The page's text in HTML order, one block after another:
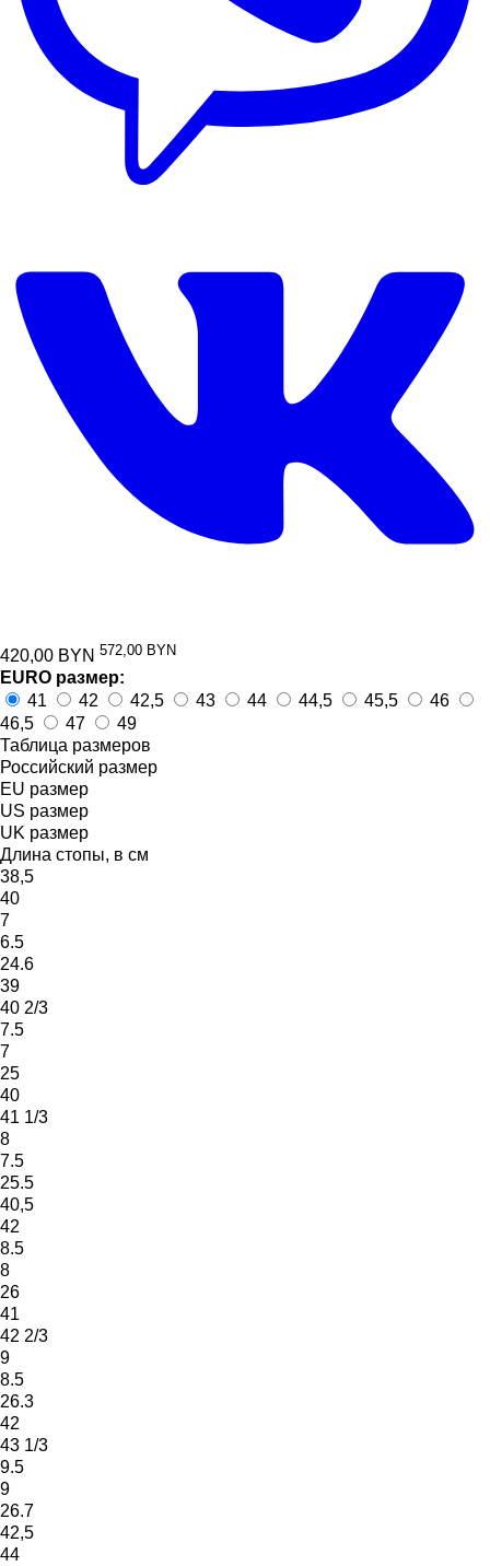
420,00 BYN 572,00 BYN
EURO размер:
41
42 42,5 43 44 44,5 45,5
46
46,5
47
49
Таблица размеров
Российский размер
EU размер
US размер
UK размер
Длина стопы, в см
38,5
40
7
6.5
24.6
39
40 2/3
7.5
7
25
40
41 1/3
8
7.5
25.5
40,5
42
8.5
8
26
41
42 2/3
9
8.5
26.3
42
43 1/3
9.5
9
26.7
42,5
44